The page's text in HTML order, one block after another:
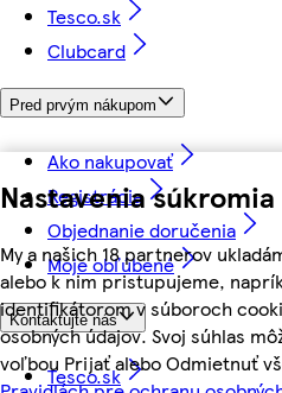
Nastavenia súkromia
My a našich 18 partnerov
alebo k nim pristupujeme,
identifikátorom v súboroch
osobných údajov. Svoj súhlas
voľbou Prijať alebo Odmietnuť
Tesco.sk
Clubcard
Pred prvým nákupom
Ako nakupovať
Registrácia
Objednanie doručenia
Moje obľúbené
Kontaktujte nás
Tesco.sk